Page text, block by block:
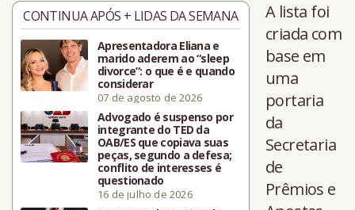
CONTINUA APÓS + LIDAS DA SEMANA
Apresentadora Eliana e
marido aderem ao “sleep
divorce”: o que é e quando
considerar
07 de agosto de 2026
Advogado é suspenso por
integrante do TED da
OAB/ES que copiava suas
peças, segundo a defesa;
conflito de interesses é
questionado
16 de julho de 2026
A lista foi
criada com
base em
uma
portaria
da
Secretaria
de
Prêmios e